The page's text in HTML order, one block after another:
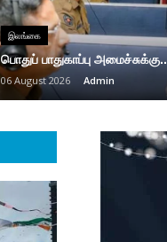
இலங்கை
பொதுப் பாதுகாப்பு அமைச்சுக்கு..
06 August 2026 Admin